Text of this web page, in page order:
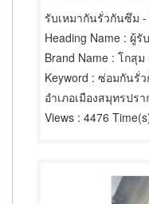
รับเหมากันรั่วกันซึม
Heading Name : ผู้รั
Brand Name : โกสุม
Keyword : ซ่อมกันรั่
อำเภอเมืองสมุทรปรา
Views : 4476